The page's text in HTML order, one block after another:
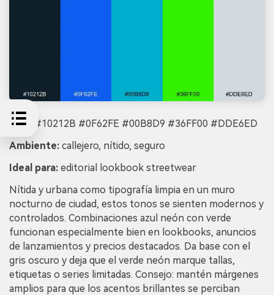
HEX:
#10212B #0F62FE #00B8D9 #36FF00 #DDE6ED
Ambiente: callejero, nítido, seguro
Ideal para: editorial lookbook streetwear
Nítida y urbana como tipografía limpia en un muro
nocturno de ciudad, estos tonos se sienten modernos y
controlados. Combinaciones azul neón con verde
funcionan especialmente bien en lookbooks, anuncios
de lanzamientos y precios destacados. Da base con el
gris oscuro y deja que el verde neón marque tallas,
etiquetas o series limitadas. Consejo: mantén márgenes
amplios para que los acentos brillantes se perciban